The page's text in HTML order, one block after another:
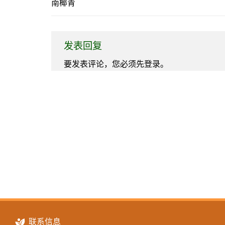
南椰青
发表回复
要发表评论，您必须先登录。
联系信息